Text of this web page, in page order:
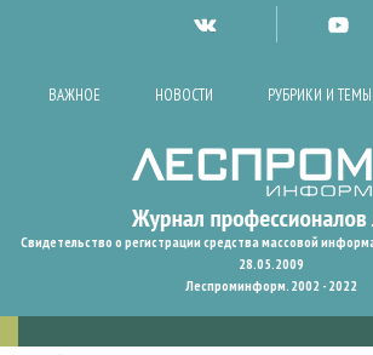
ВАЖНОЕ НОВОСТИ РУБРИКИ И ТЕМЫ
Свидетельство о регистрации средства массовой
28.05.2009
Леспроминформ. 2002 - 2022